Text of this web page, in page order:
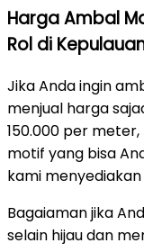
Harga Ambal
Rol di
Jika Anda ingin
menjual harga
150.000 per
motif yang bisa
kami
Bagaiaman jika
selain hijau dan